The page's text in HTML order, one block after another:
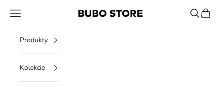
BUBO STORE
Menu Hľadať
Košík
Produkty
Kolekcie